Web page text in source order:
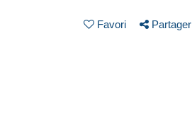
Favori Partager